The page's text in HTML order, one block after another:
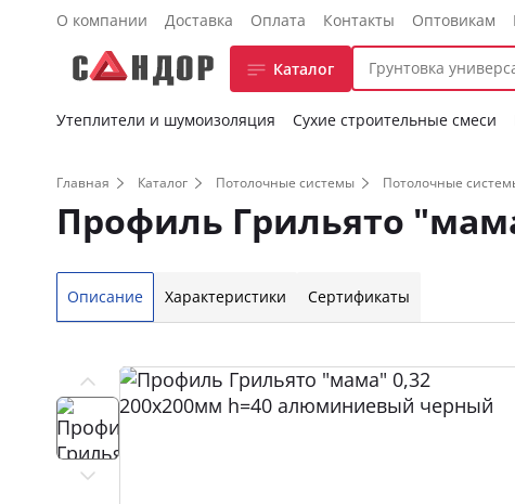
О компании Доставка Оплата Контакты Оптовикам
Каталог
Утеплители и шумоизоляция
Сухие строительные смеси
Главная Каталог Потолочные системы Потолочные
Профиль Грильято
Описание Характеристики Сертификаты